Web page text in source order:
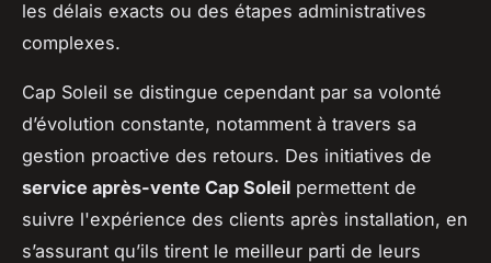
les délais exacts ou des étapes administratives
complexes.
Cap Soleil se distingue cependant par sa volonté
d’évolution constante, notamment à travers sa
gestion proactive des retours. Des initiatives de
service après-vente Cap Soleil permettent de
suivre l'expérience des clients après installation, en
s’assurant qu’ils tirent le meilleur parti de leurs